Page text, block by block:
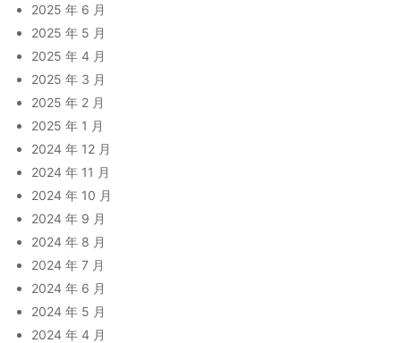
2025 年 6 月
2025 年 5 月
2025 年 4 月
2025 年 3 月
2025 年 2 月
2025 年 1 月
2024 年 12 月
2024 年 11 月
2024 年 10 月
2024 年 9 月
2024 年 8 月
2024 年 7 月
2024 年 6 月
2024 年 5 月
2024 年 4 月